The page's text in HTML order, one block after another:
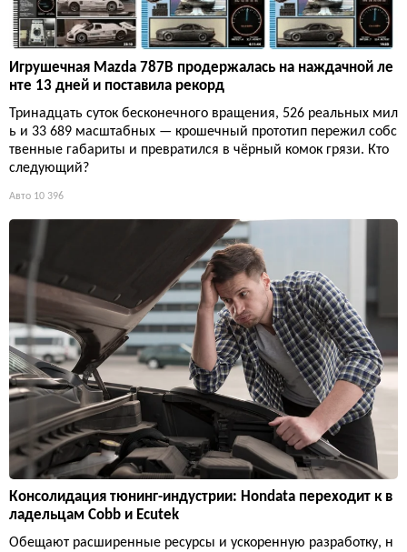
Игрушечная Mazda 787B продержалась на наждачной ле
нте 13 дней и поставила рекорд
Тринадцать суток бесконечного вращения, 526 реальных мил
ь и 33 689 масштабных — крошечный прототип пережил собс
твенные габариты и превратился в чёрный комок грязи. Кто
следующий?
Авто 10 396
Консолидация тюнинг-индустрии: Hondata переходит к в
ладельцам Cobb и Ecutek
Обещают расширенные ресурсы и ускоренную разработку, н